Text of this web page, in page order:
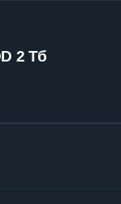
2 Тб